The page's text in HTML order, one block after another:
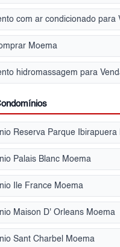
Moema
hidromassagem para
Reserva Parque Ibirapuera
Palais Blanc Moema
Ile France Moema
Maison D' Orleans Moema
Sant Charbel Moema